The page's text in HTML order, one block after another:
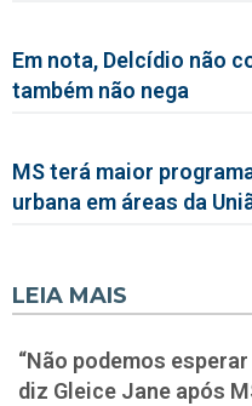
Em nota, Delcídio não
também não nega
MS terá maior
urbana em áreas da
LEIA MAIS
“Não podemos
diz Gleice Jane após